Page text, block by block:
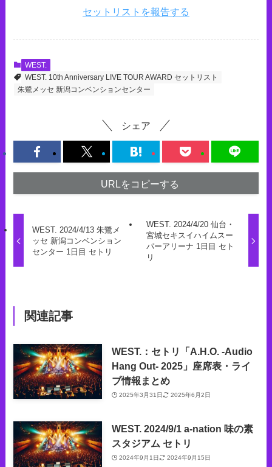
セットリストを報告する
WEST.
WEST. 10th Anniversary LIVE TOUR AWARD セットリスト
朱鷺メッセ 新潟コンベンションセンター
シェア
URLをコピーする
WEST. 2024/4/13 朱鷺メ
ッセ 新潟コンベンション
センター 1日目 セトリ
WEST. 2024/4/20 仙台・
宮城セキスイハイムスー
パーアリーナ 1日目 セト
リ
関連記事
WEST.：セトリ「A.H.O. -Audio
Hang Out- 2025」座席表・ライ
ブ情報まとめ
2025年3月31日 2025年6月2日
WEST. 2024/9/1 a-nation 味の素
スタジアム セトリ
2024年9月1日 2024年9月15日